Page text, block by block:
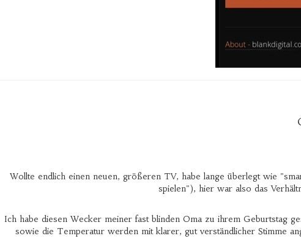
Wollte endlich einen neuen, größeren TV, habe lange überlegt wie
spielen"), hier war also das
Ich habe diesen Wecker meiner fast blinden Oma zu ihrem Geburtstag
sowie die Temperatur werden mit klarer, gut verständlicher Stimme